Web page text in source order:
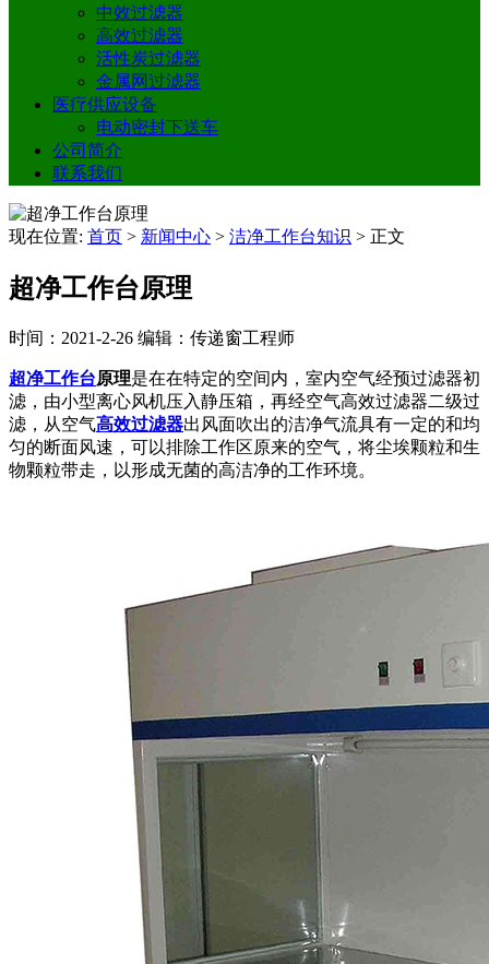
中效过滤器
高效过滤器
活性炭过滤器
金属网过滤器
医疗供应设备
电动密封下送车
公司简介
联系我们
现在位置: 首页 > 新闻中心 > 洁净工作台知识 > 正文
超净工作台原理
时间：2021-2-26 编辑：传递窗工程师
超净工作台原理是在在特定的空间内，室内空气经预过滤器初
滤，由小型离心风机压入静压箱，再经空气高效过滤器二级过
滤，从空气高效过滤器出风面吹出的洁净气流具有一定的和均
匀的断面风速，可以排除工作区原来的空气，将尘埃颗粒和生
物颗粒带走，以形成无菌的高洁净的工作环境。